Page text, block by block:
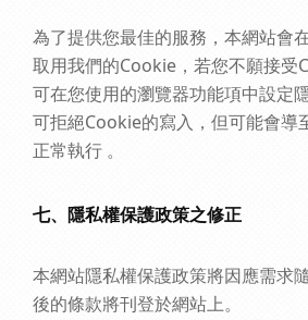
為了提供您最佳的服務，本網站會
取用我們的Cookie，若您不願接受
可在您使用的瀏覽器功能項中設定
可拒絕Cookie的寫入，但可能會導
正常執行 。
七、隱私權保護政策之修正
本網站隱私權保護政策將因應需求
後的條款將刊登於網站上。